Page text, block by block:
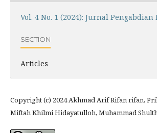
Vol. 4 No. 1 (2024): Jurnal
SECTION
Articles
Copyright (c) 2024 Akhmad Arif Rifan rifan,
Miftah Khilmi Hidayatulloh, Muhammad